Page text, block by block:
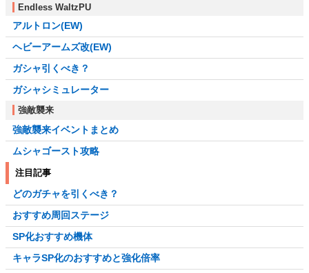
Endless WaltzPU
アルトロン(EW)
ヘビーアームズ改(EW)
ガシャ引くべき？
ガシャシミュレーター
強敵襲来
強敵襲来イベントまとめ
ムシャゴースト攻略
注目記事
どのガチャを引くべき？
おすすめ周回ステージ
SP化おすすめ機体
キャラSP化のおすすめと強化倍率